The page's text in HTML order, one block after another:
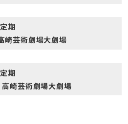
期
芸術劇場大劇場
期
崎芸術劇場大劇場